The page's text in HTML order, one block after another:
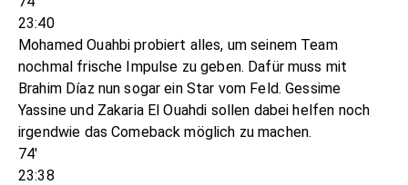
23:40
Mohamed Ouahbi probiert alles, um seinem Team
nochmal frische Impulse zu geben. Dafür muss mit
Brahim Díaz nun sogar ein Star vom Feld. Gessime
Yassine und Zakaria El Ouahdi sollen dabei helfen noch
irgendwie das Comeback möglich zu machen.
74'
23:38